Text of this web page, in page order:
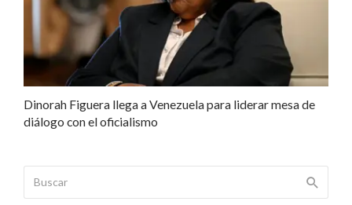
Dinorah Figuera llega a Venezuela para liderar mesa de
diálogo con el oficialismo